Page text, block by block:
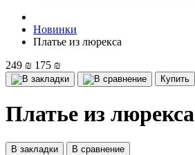
Новинки
Платье из люрекса
249 ₪ 175 ₪
Купить
Платье из люрекса
В закладки В сравнение